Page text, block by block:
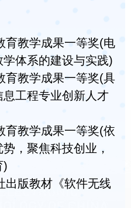
育教学成果一等奖(电
体系的建设与实践)
育教学成果一等奖(具
工程专业创新人才
育教学成果一等奖(依
，聚焦科技创业，
)
出版教材《软件无线